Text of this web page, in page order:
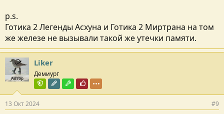
p.s.
Готика 2 Легенды Асхуна и Готика 2 Миртрана на том
же железе не вызывали такой же утечки памяти.
Автор
Liker
Демиург
Команда форума
Редактор раздела
Модостроитель
Почётный пользователь
13 Окт 2024 #9